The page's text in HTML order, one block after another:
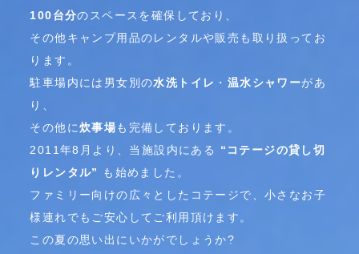
100台分のスペースを確保しており、
その他キャンプ用品のレンタルや販売も取り扱ってお
ります。
駐車場内には男女別の水洗トイレ ・ 温水シャワーがあ
り、
その他に炊事場も完備しております。
2011年8月より、当施設内にある “コテージの貸し切
りレンタル”
も始めました。
ファミリー向けの広々としたコテージで、小さなお子
様連れでもご安心してご利用頂けます。
この夏の思い出にいかがでしょうか?